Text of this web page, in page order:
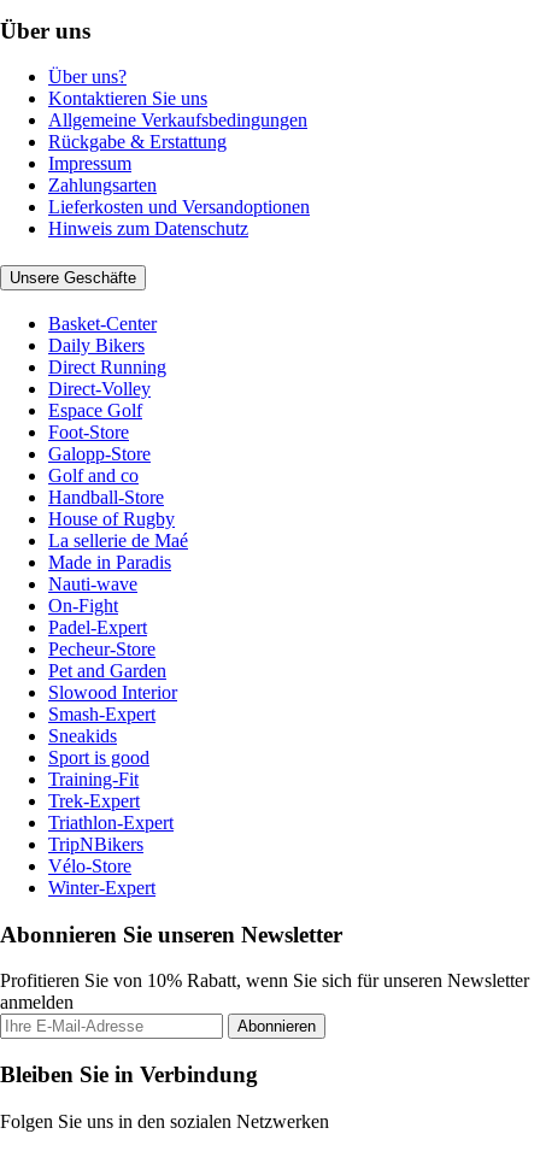
Über uns
Über uns?
Kontaktieren Sie uns
Allgemeine Verkaufsbedingungen
Rückgabe & Erstattung
Impressum
Zahlungsarten
Lieferkosten und Versandoptionen
Hinweis zum Datenschutz
Unsere Geschäfte
Basket-Center
Daily Bikers
Direct Running
Direct-Volley
Espace Golf
Foot-Store
Galopp-Store
Golf and co
Handball-Store
House of Rugby
La sellerie de Maé
Made in Paradis
Nauti-wave
On-Fight
Padel-Expert
Pecheur-Store
Pet and Garden
Slowood Interior
Smash-Expert
Sneakids
Sport is good
Training-Fit
Trek-Expert
Triathlon-Expert
TripNBikers
Vélo-Store
Winter-Expert
Abonnieren Sie unseren Newsletter
Profitieren Sie von 10% Rabatt, wenn Sie sich für unseren Newsletter
anmelden
Abonnieren
Bleiben Sie in Verbindung
Folgen Sie uns in den sozialen Netzwerken